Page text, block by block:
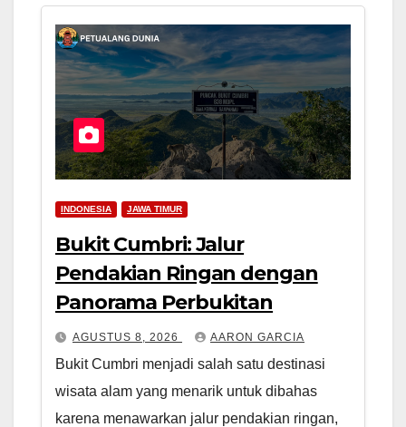
INDONESIA JAWA TIMUR
Bukit Cumbri: Jalur
Pendakian Ringan dengan
Panorama Perbukitan
AGUSTUS 8, 2026 AARON GARCIA
Bukit Cumbri menjadi salah satu destinasi
wisata alam yang menarik untuk dibahas
karena menawarkan jalur pendakian ringan,